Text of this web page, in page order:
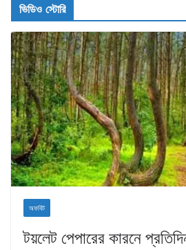
ভিডিও স্টোরি
অফবিট
টয়লেট পেপারের কারনে